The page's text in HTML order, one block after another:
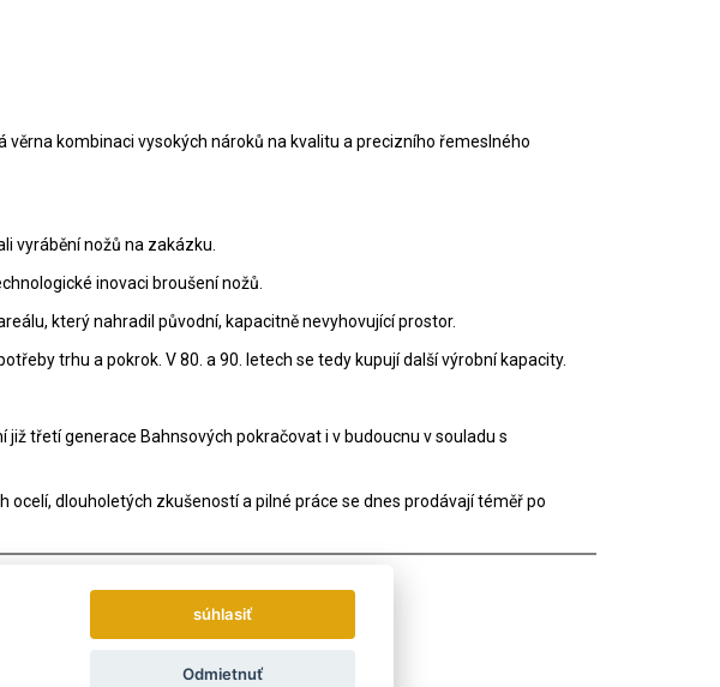
věrna kombinaci vysokých nároků na kvalitu a precizního řemeslného
vyrábění nožů na zakázku.
inovaci broušení nožů.
který nahradil původní, kapacitně nevyhovující prostor.
trhu a pokrok. V 80. a 90. letech se tedy kupují další výrobní kapacity.
třetí generace Bahnsových pokračovat i v budoucnu v souladu s
ocelí, dlouholetých zkušeností a pilné práce se dnes prodávají téměř po
súhlasiť
Odmietnuť